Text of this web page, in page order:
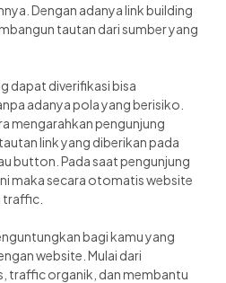
Dengan adanya link building
tautan dari sumber yang
dapat diverifikasi bisa
adanya pola yang berisiko.
mengarahkan pengunjung
link yang diberikan pada
button. Pada saat pengunjung
maka secara otomatis website
traffic.
bagi kamu yang
website. Mulai dari
traffic organik, dan membantu